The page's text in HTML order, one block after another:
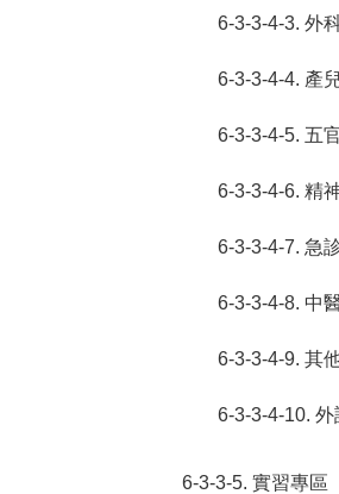
6-3-3-4-3. 外
6-3-3-4-4. 產
6-3-3-4-5. 五
6-3-3-4-6. 精
6-3-3-4-7. 急
6-3-3-4-8. 中
6-3-3-4-9. 其
6-3-3-4-10.
6-3-3-5. 實習專區